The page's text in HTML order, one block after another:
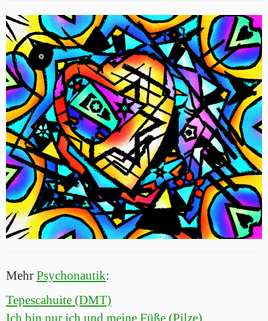
Mehr Psychonautik:
Tepescahuite (DMT)
Ich bin nur ich und meine Füße (Pilze)